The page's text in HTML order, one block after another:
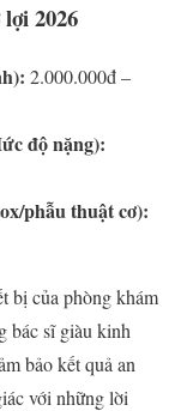
2026
2.000.000đ –
độ nặng):
phẫu thuật cơ):
bị của phòng khám
bác sĩ giàu kinh
bảo kết quả an
với những lời